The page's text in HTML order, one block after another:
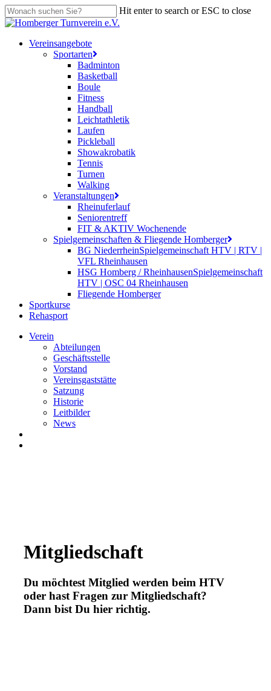
Skip
to
content
Hit enter to search or ESC to close
Close
search
Menu
Vereinsangebote
Sportarten
Badminton
Basketball
Boule
Fitness
Handball
Leichtathletik
Laufen
Pickleball
Showakrobatik
Tennis
Turnen
Walking
Veranstaltungen
Rheinuferlauf
Seniorentreff
FIT & AKTIV Wochenende
Spielgemeinschaften & Fliegende Homberger
BG NiederrheinSpielgemeinschaft HTV | RTV |
VFL Rheinhausen
HSG Homberg / RheinhausenSpielgemeinschaft
HTV | OSC 04 Rheinhausen
Fliegende Homberger
Sportkurse
Rehasport
Verein
Abteilungen
Geschäftsstelle
Vorstand
Vereinsgaststätte
Satzung
Historie
Leitbilder
News
Mitgliedschaft
Du möchtest Mitglied werden beim HTV
oder hast Fragen zur Mitgliedschaft?
Dann bist Du hier richtig.